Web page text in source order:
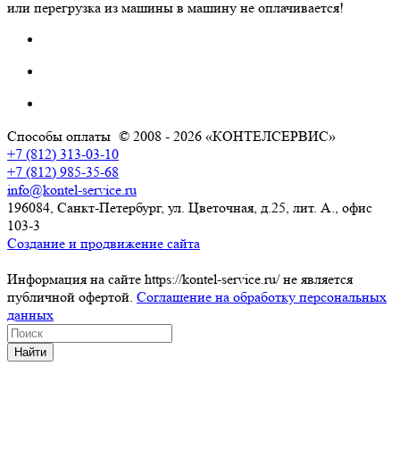
или перегрузка из машины в машину не оплачивается!
Способы оплаты © 2008 - 2026 «КОНТЕЛСЕРВИС»
+7 (812) 313-03-10
+7 (812) 985-35-68
info@kontel-service.ru
196084, Санкт-Петербург, ул. Цветочная, д.25, лит. А., офис
103-3
Создание и продвижение сайта
Информация на сайте https://kontel-service.ru/ не является
публичной офертой. Соглашение на обработку персональных
данных
Найти